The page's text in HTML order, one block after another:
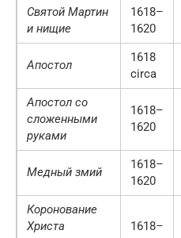
Святой Мартин
и нищие
1618–
1620
Апостол
1618
circa
Апостол со
сложенными
руками
1618–
1620
Медный змий
1618–
1620
Коронование
Христа
1618–